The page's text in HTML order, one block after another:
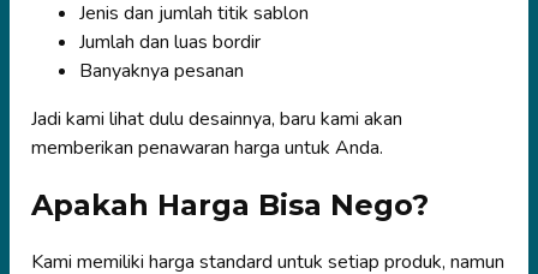
Jenis dan jumlah titik sablon
Jumlah dan luas bordir
Banyaknya pesanan
Jadi kami lihat dulu desainnya, baru kami akan
memberikan penawaran harga untuk Anda.
Apakah Harga Bisa Nego?
Kami memiliki harga standard untuk setiap produk, namun